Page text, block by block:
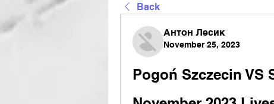
Back
Антон Лесик
November 25, 2023
Pogoń Szczecin VS